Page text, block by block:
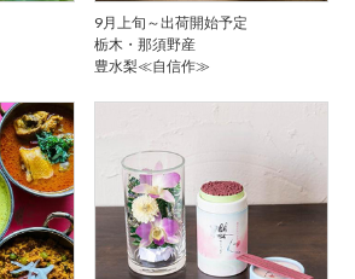
9月上旬～出荷開始予定
栃木・那須野産
豊水梨≪自信作≫